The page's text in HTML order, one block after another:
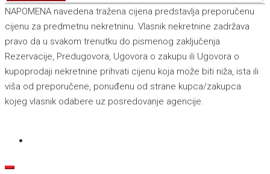
NAPOMENA navedena tražena cijena predstavlja preporučenu
cijenu za predmetnu nekretninu. Vlasnik nekretnine zadržava
pravo da u svakom trenutku do pismenog zaključenja
Rezervacije, Predugovora, Ugovora o zakupu ili Ugovora o
kupoprodaji nekretnine prihvati cijenu koja može biti niža, ista ili
viša od preporučene, ponuđenu od strane kupca/zakupca
kojeg vlasnik odabere uz posredovanje agencije.